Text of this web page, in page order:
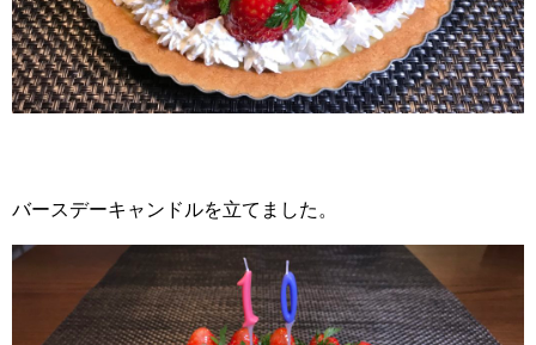
バースデーキャンドルを立てました。